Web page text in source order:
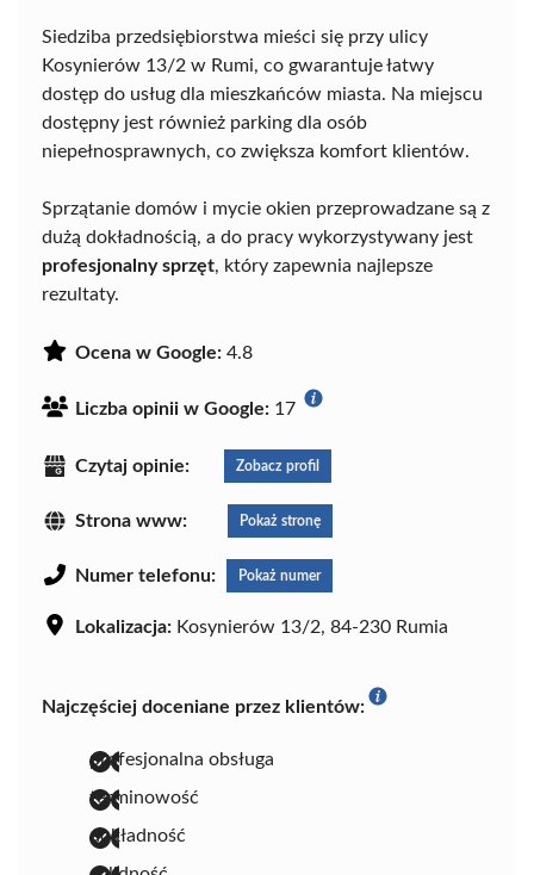
Siedziba przedsiębiorstwa mieści się przy ulicy
Kosynierów 13/2 w Rumi, co gwarantuje łatwy
dostęp do usług dla mieszkańców miasta. Na miejscu
dostępny jest również parking dla osób
niepełnosprawnych, co zwiększa komfort klientów.
Sprzątanie domów i mycie okien przeprowadzane są z
dużą dokładnością, a do pracy wykorzystywany jest
profesjonalny sprzęt, który zapewnia najlepsze
rezultaty.
Ocena w Google: 4.8
Liczba opinii w Google: 17
Czytaj opinie: Zobacz profil
Strona www: Pokaż stronę
Numer telefonu: Pokaż numer
Lokalizacja: Kosynierów 13/2, 84-230 Rumia
Najczęściej doceniane przez klientów:
profesjonalna obsługa
terminowość
dokładność